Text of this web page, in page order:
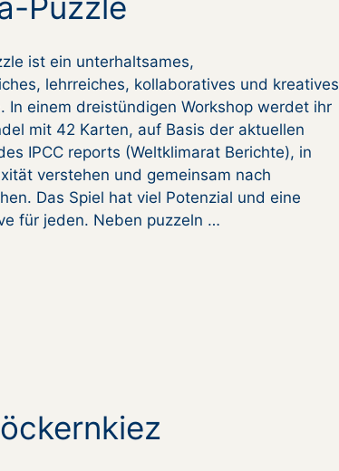
ist ein unterhaltsames,
lehrreiches, kollaboratives und kreatives
In einem dreistündigen Workshop werdet ihr
mit 42 Karten, auf Basis der aktuellen
IPCC reports (Weltklimarat Berichte), in
verstehen und gemeinsam nach
Das Spiel hat viel Potenzial und eine
für jeden. Neben puzzeln …